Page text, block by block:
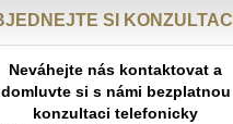
SI KONZULTACI
Neváhejte nás kontaktovat a
domluvte si s námi bezplatnou
konzultaci telefonicky